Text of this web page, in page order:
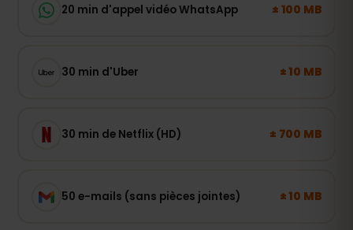
20 min d'appel vidéo WhatsApp ± 100 MB
30 min d'Uber ± 10 MB
30 min de Netflix (HD) ± 700 MB
50 e-mails (sans pièces jointes) ± 10 MB